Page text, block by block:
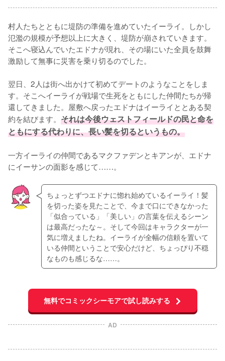
村人たちとともに堤防の準備を進めていたイーライ。しかし
氾濫の規模が予想以上に大きく、堤防が崩されていきます。
そこへ寝込んでいたエドナが現れ、その場にいた全員を鼓舞
激励して無事に災害を乗り切るのでした。
翌日、2人は街へ出かけて初めてデートのようなことをしま
す。そこへイーライが戦場で生死をともにした仲間たちが帰
還してきました。屋敷へ戻ったエドナはイーライととある契
約を結びます。 それは今後ウェストフィールドの民と命を
ともにする代わりに、長い髪を切るというもの。
一方イーライの仲間であるマクファデンとキアンが、エドナ
にイーサンの面影を感じて……。
ちょっとずつエドナに惚れ始めているイーライ！髪
を切った姿を見たことで、今まで口にできなかった
「似合っている」「美しい」の言葉を伝えるシーン
は最高だったな～。そして今回はキャラクターが一
気に増えましたね。イーライが全幅の信頼を置いて
いる仲間ということで安心だけど、ちょっぴり不穏
なものも感じるな……。
無料でコミックシーモアで試し読みする
AD